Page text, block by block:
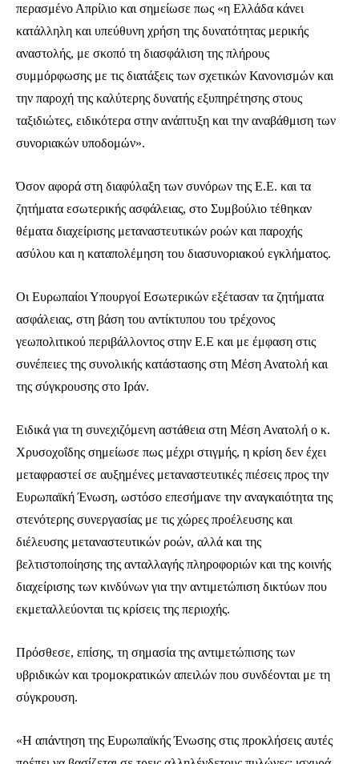
Ενταχθείτε στην κοινότητα των
συνδρομητών μας και γίνετε μέρος της
συζήτησης.
Για να εγγραφείτε, απλά εισάγετε τη διεύθυνση email σας στην ιστοσελίδα
μας ή πατάτε το κουμπί Εγγραφή. Μην ανησυχείτε, τα στοιχεία σας είναι
ασφαλή σε εμάς.
Έχω διαβάσει και αποδέχομαι την Πολιτική Απορρήτου .
περασμένο Απρίλιο και σημείωσε πως «η Ελλάδα κάνει
κατάλληλη και υπεύθυνη χρήση της δυνατότητας μερικής
αναστολής, με σκοπό τη διασφάλιση της πλήρους
συμμόρφωσης με τις διατάξεις των σχετικών Κανονισμών και
την παροχή της καλύτερης δυνατής εξυπηρέτησης στους
ταξιδιώτες, ειδικότερα στην ανάπτυξη και την αναβάθμιση των
συνοριακών υποδομών».
Όσον αφορά στη διαφύλαξη των συνόρων της Ε.Ε. και τα
ζητήματα εσωτερικής ασφάλειας, στο Συμβούλιο τέθηκαν
θέματα διαχείρισης μεταναστευτικών ροών και παροχής
ασύλου και η καταπολέμηση του διασυνοριακού εγκλήματος.
Οι Ευρωπαίοι Υπουργοί Εσωτερικών εξέτασαν τα ζητήματα
ασφάλειας, στη βάση του αντίκτυπου του τρέχονος
γεωπολιτικού περιβάλλοντος στην Ε.Ε και με έμφαση στις
συνέπειες της συνολικής κατάστασης στη Μέση Ανατολή και
της σύγκρουσης στο Ιράν.
Ειδικά για τη συνεχιζόμενη αστάθεια στη Μέση Ανατολή ο κ.
Χρυσοχοΐδης σημείωσε πως μέχρι στιγμής, η κρίση δεν έχει
μεταφραστεί σε αυξημένες μεταναστευτικές πιέσεις προς την
Ευρωπαϊκή Ένωση, ωστόσο επεσήμανε την αναγκαιότητα της
στενότερης συνεργασίας με τις χώρες προέλευσης και
διέλευσης μεταναστευτικών ροών, αλλά και της
βελτιστοποίησης της ανταλλαγής πληροφοριών και της κοινής
διαχείρισης των κινδύνων για την αντιμετώπιση δικτύων που
εκμεταλλεύονται τις κρίσεις της περιοχής.
Πρόσθεσε, επίσης, τη σημασία της αντιμετώπισης των
υβριδικών και τρομοκρατικών απειλών που συνδέονται με τη
σύγκρουση.
«Η απάντηση της Ευρωπαϊκής Ένωσης στις προκλήσεις αυτές